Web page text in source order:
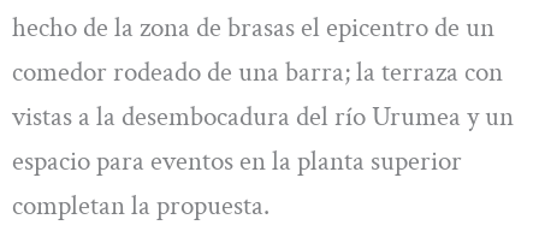
hecho de la zona de brasas el epicentro de un
comedor rodeado de una barra; la terraza con
vistas a la desembocadura del río Urumea y un
espacio para eventos en la planta superior
completan la propuesta.